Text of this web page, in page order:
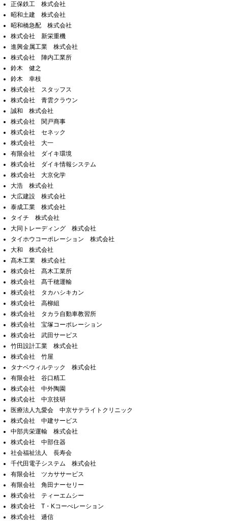
正保鉄工 株式会社
昭和土建 株式会社
昭和橋急配 株式会社
株式会社 新栄重機
進興金属工業 株式会社
株式会社 陣内工業所
鈴木 健之
鈴木 幸枝
株式会社 スタッフス
株式会社 青雲クラウン
誠和 株式会社
株式会社 関戸商事
株式会社 セネック
株式会社 大一
有限会社 ダイキ環境
株式会社 ダイキ情報システム
株式会社 大京化学
大浩 株式会社
大広建設 株式会社
泰成工業 株式会社
タイチ 株式会社
大同トレーディング 株式会社
タイホウコーポレーション 株式会社
大和 株式会社
髙木工業 株式会社
株式会社 髙木工業所
株式会社 髙千穂運輸
株式会社 タカハシキカン
株式会社 高柳組
株式会社 タカラ自動車教習所
株式会社 宝塚コーポレーション
株式会社 武田サービス
竹田設計工業 株式会社
株式会社 竹屋
タナベウィルテック 株式会社
有限会社 谷口精工
株式会社 中外陶園
株式会社 中京技研
医療法人九愛会 中京サテライトクリニック
株式会社 中建サービス
中部共栄運輸 株式会社
株式会社 中部住器
社会福祉法人 長寿会
千代田電子システム 株式会社
有限会社 ツカササービス
有限会社 角田ナーセリー
株式会社 ティーエムシー
株式会社 T・Kコーぺレーション
株式会社 逓信